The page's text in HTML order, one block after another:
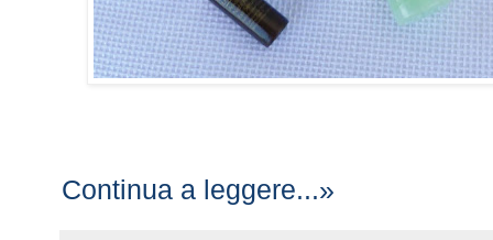
Continua a leggere...»